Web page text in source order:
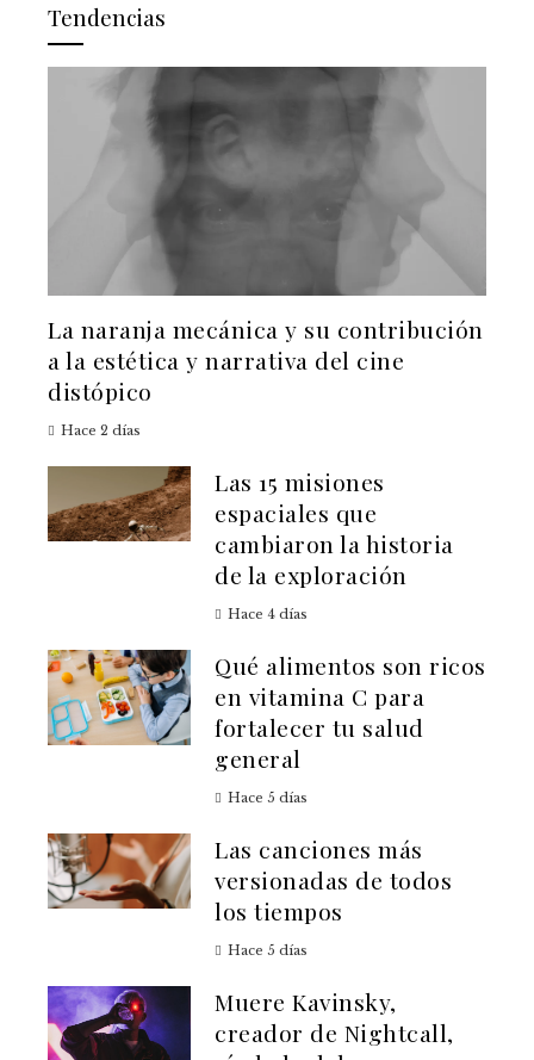
Tendencias
La naranja mecánica y su contribución
a la estética y narrativa del cine
distópico
Hace 2 días
Las 15 misiones
espaciales que
cambiaron la historia
de la exploración
Hace 4 días
Qué alimentos son ricos
en vitamina C para
fortalecer tu salud
general
Hace 5 días
Las canciones más
versionadas de todos
los tiempos
Hace 5 días
Muere Kavinsky,
creador de Nightcall,